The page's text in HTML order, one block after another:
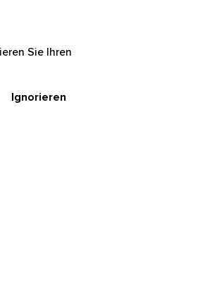
Sie Ihren
Ignorieren